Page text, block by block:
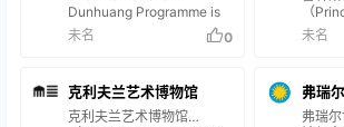
Dunhuang Programme is
filling a huge gap in the
research, teaching and
about because so many
projects are conceived
未名 0
（
艺术
过百科
藏来教
未名
克利夫兰艺术博物馆
克利夫兰艺术博物馆
弗瑞
弗瑞